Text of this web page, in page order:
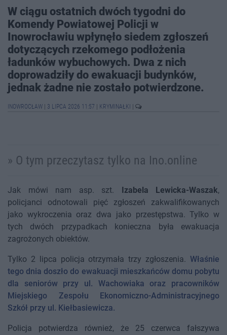
W ciągu ostatnich dwóch tygodni do
Komendy Powiatowej Policji w
Inowrocławiu wpłynęło siedem zgłoszeń
dotyczących rzekomego podłożenia
ładunków wybuchowych. Dwa z nich
doprowadziły do ewakuacji budynków,
jednak żadne nie zostało potwierdzone.
INOWROCŁAW 3 LIPCA 2026 11:57 KRYMINAŁKI
» O tym przeczytasz tylko na Ino.online
Jak mówi nam asp. szt. Izabela Lewicka-Waszak,
policjanci odnotowali pięć zgłoszeń zakwalifikowanych
jako wykroczenia oraz dwa jako przestępstwa. Tylko w
tych dwóch przypadkach konieczna była ewakuacja
zagrożonych obiektów.
Tylko 2 lipca policja otrzymała trzy zgłoszenia. Właśnie
tego dnia doszło do ewakuacji mieszkańców domu pobytu
dla seniorów przy ul. Wachowiaka oraz pracowników
Miejskiego Zespołu Ekonomiczno-Administracyjnego
Szkół przy ul. Kiełbasiewicza.
Policja potwierdza również, że 25 czerwca fałszywa